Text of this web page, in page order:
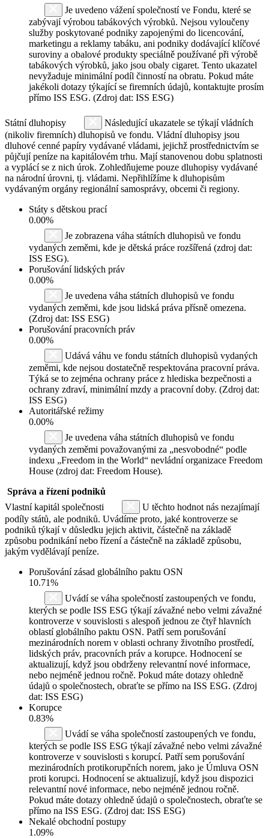
Je uvedeno vážení společností ve Fondu, které se
zabývají výrobou tabákových výrobků. Nejsou vyloučeny
služby poskytované podniky zapojenými do licencování,
marketingu a reklamy tabáku, ani podniky dodávající klíčové
suroviny a obalové produkty speciálně používané při výrobě
tabákových výrobků, jako jsou obaly cigaret. Tento ukazatel
nevyžaduje minimální podíl činností na obratu. Pokud máte
jakékoli dotazy týkající se firemních údajů, kontaktujte prosím
přímo ISS ESG. (Zdroj dat: ISS ESG)
Státní dluhopisy
Následující ukazatele se týkají vládních
(nikoliv firemních) dluhopisů ve fondu. Vládní dluhopisy jsou
dluhové cenné papíry vydávané vládami, jejichž prostřednictvím se
půjčují peníze na kapitálovém trhu. Mají stanovenou dobu splatnosti
a vyplácí se z nich úrok. Zohledňujeme pouze dluhopisy vydávané
na národní úrovni, tj. vládami. Nepřihlížíme k dluhopisům
vydávaným orgány regionální samosprávy, obcemi či regiony.
Státy s dětskou prací
0.00%
Je zobrazena váha státních dluhopisů ve fondu
vydaných zeměmi, kde je dětská práce rozšířená (zdroj dat:
ISS ESG).
Porušování lidských práv
0.00%
Je uvedena váha státních dluhopisů ve fondu
vydaných zeměmi, kde jsou lidská práva přísně omezena.
(Zdroj dat: ISS ESG)
Porušování pracovních práv
0.00%
Udává váhu ve fondu státních dluhopisů vydaných
zeměmi, kde nejsou dostatečně respektována pracovní práva.
Týká se to zejména ochrany práce z hlediska bezpečnosti a
ochrany zdraví, minimální mzdy a pracovní doby. (Zdroj dat:
ISS ESG)
Autoritářské režimy
0.00%
Je uvedena váha státních dluhopisů ve fondu
vydaných zeměmi považovanými za „nesvobodné“ podle
indexu „Freedom in the World“ nevládní organizace Freedom
House (zdroj dat: Freedom House).
Správa a řízení podniků
Vlastní kapitál společnosti
U těchto hodnot nás nezajímají
podíly států, ale podniků. Uvádíme proto, jaké kontroverze se
podniků týkají v důsledku jejich aktivit, částečně na základě
způsobu podnikání nebo řízení a částečně na základě způsobu,
jakým vydělávají peníze.
Porušování zásad globálního paktu OSN
10.71%
Uvádí se váha společností zastoupených ve fondu,
kterých se podle ISS ESG týkají závažné nebo velmi závažné
kontroverze v souvislosti s alespoň jednou ze čtyř hlavních
oblastí globálního paktu OSN. Patří sem porušování
mezinárodních norem v oblasti ochrany životního prostředí,
lidských práv, pracovních práv a korupce. Hodnocení se
aktualizují, když jsou obdrženy relevantní nové informace,
nebo nejméně jednou ročně. Pokud máte dotazy ohledně
údajů o společnostech, obraťte se přímo na ISS ESG. (Zdroj
dat: ISS ESG)
Korupce
0.83%
Uvádí se váha společností zastoupených ve fondu,
kterých se podle ISS ESG týkají závažné nebo velmi závažné
kontroverze v souvislosti s korupcí. Patří sem porušování
mezinárodních protikorupčních norem, jako je Úmluva OSN
proti korupci. Hodnocení se aktualizují, když jsou dispozici
relevantní nové informace, nebo nejméně jednou ročně.
Pokud máte dotazy ohledně údajů o společnostech, obraťte se
přímo na ISS ESG. (Zdroj dat: ISS ESG)
Nekalé obchodní postupy
1.09%